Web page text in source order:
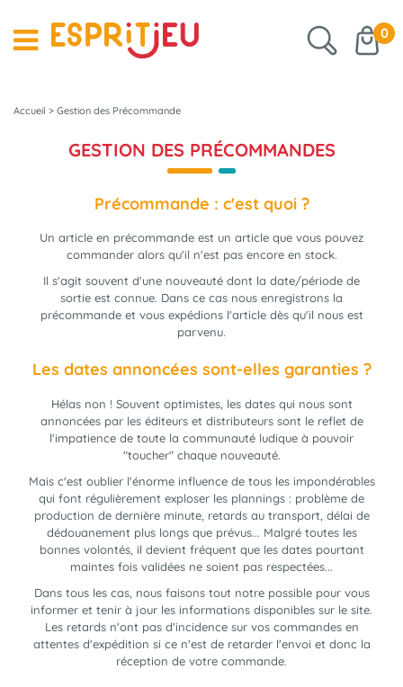
0
Accueil > Gestion des Précommande
GESTION DES PRÉCOMMANDES
Précommande : c'est quoi ?
Un article en précommande est un article que vous pouvez
commander alors qu'il n'est pas encore en stock.
Il s'agit souvent d'une nouveauté dont la date/période de
sortie est connue. Dans ce cas nous enregistrons la
précommande et vous expédions l'article dès qu'il nous est
parvenu.
Les dates annoncées sont-elles garanties ?
Hélas non ! Souvent optimistes, les dates qui nous sont
annoncées par les éditeurs et distributeurs sont le reflet de
l'impatience de toute la communauté ludique à pouvoir
"toucher" chaque nouveauté.
Mais c'est oublier l'énorme influence de tous les impondérables
qui font régulièrement exploser les plannings : problème de
production de dernière minute, retards au transport, délai de
dédouanement plus longs que prévus... Malgré toutes les
bonnes volontés, il devient fréquent que les dates pourtant
maintes fois validées ne soient pas respectées...
Dans tous les cas, nous faisons tout notre possible pour vous
informer et tenir à jour les informations disponibles sur le site.
Les retards n'ont pas d'incidence sur vos commandes en
attentes d'expédition si ce n'est de retarder l'envoi et donc la
réception de votre commande.